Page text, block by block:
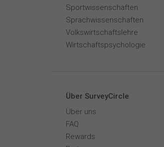
Sportwissenschaften
Sprachwissenschaften
Volkswirtschaftslehre
Wirtschaftspsychologie
Über SurveyCircle
Über uns
FAQ
Rewards